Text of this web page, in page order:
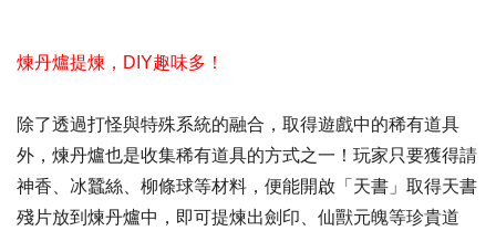
煉丹爐提煉， DIY趣味多！
除了透過打怪與特殊系統的融合，取得遊戲中的稀有道具
外，煉丹爐也是收集稀有道具的方式之一！玩家只要獲得請
神香、冰蠶絲、柳條球等材料，便能開啟「天書」取得天書
殘片放到煉丹爐中，即可提煉出劍印、仙獸元魄等珍貴道